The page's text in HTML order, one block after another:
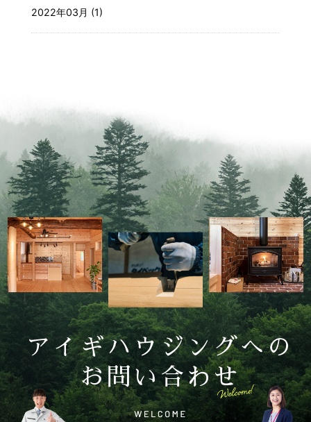
2022年03月 (1)
アイギハウジングへの
お問い合わせ